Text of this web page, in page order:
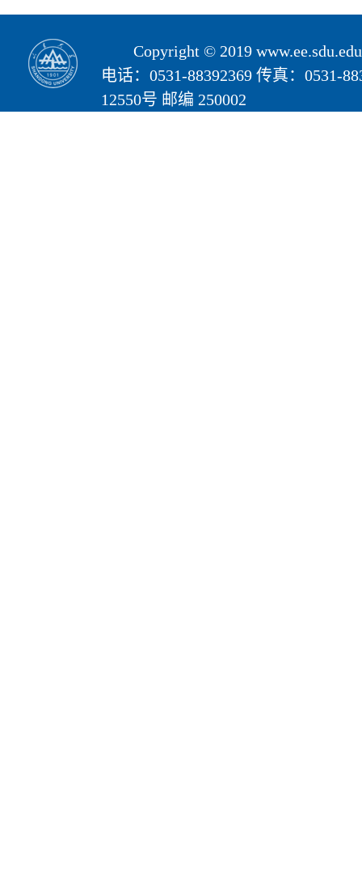
Copyright © 2019
电话：0531-88392369 传真：0531-
12550号 邮编 250002